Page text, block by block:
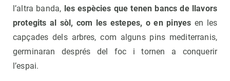
l’altra banda, les espècies que tenen bancs de llavors
protegits al sòl, com les estepes, o en pinyes en les
capçades dels arbres, com alguns pins mediterranis,
germinaran després del foc i tornen a conquerir
l’espai.